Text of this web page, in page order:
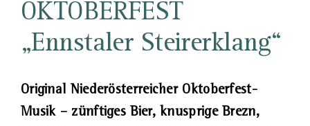
OKTOBERFEST
„Ennstaler Steirerklang“
Original Niederösterreicher Oktoberfest-
Musik – zünftiges Bier, knusprige Brezn,